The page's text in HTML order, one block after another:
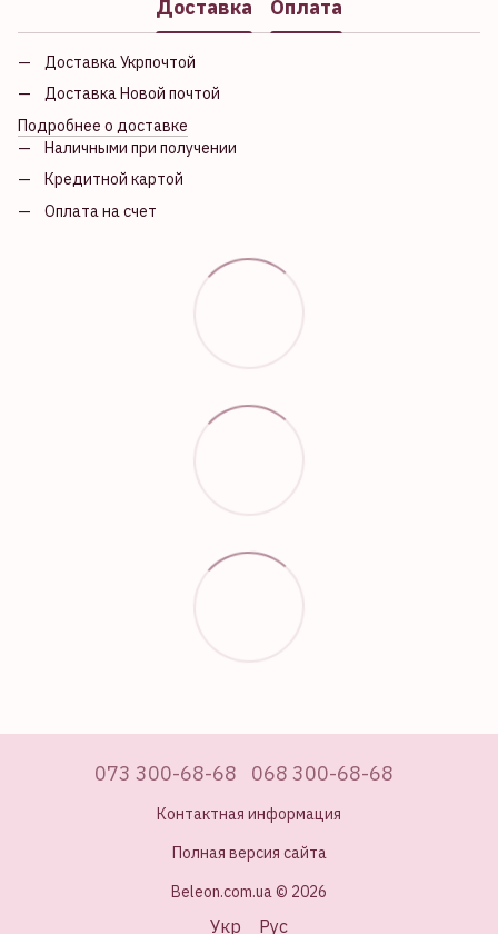
Доставка Оплата
Доставка Укрпочтой
Доставка Новой почтой
Подробнее о доставке
Наличными при получении
Кредитной картой
Оплата на счет
073 300-68-68 068 300-68-68
Контактная информация
Полная версия сайта
Beleon.com.ua © 2026
Укр Рус